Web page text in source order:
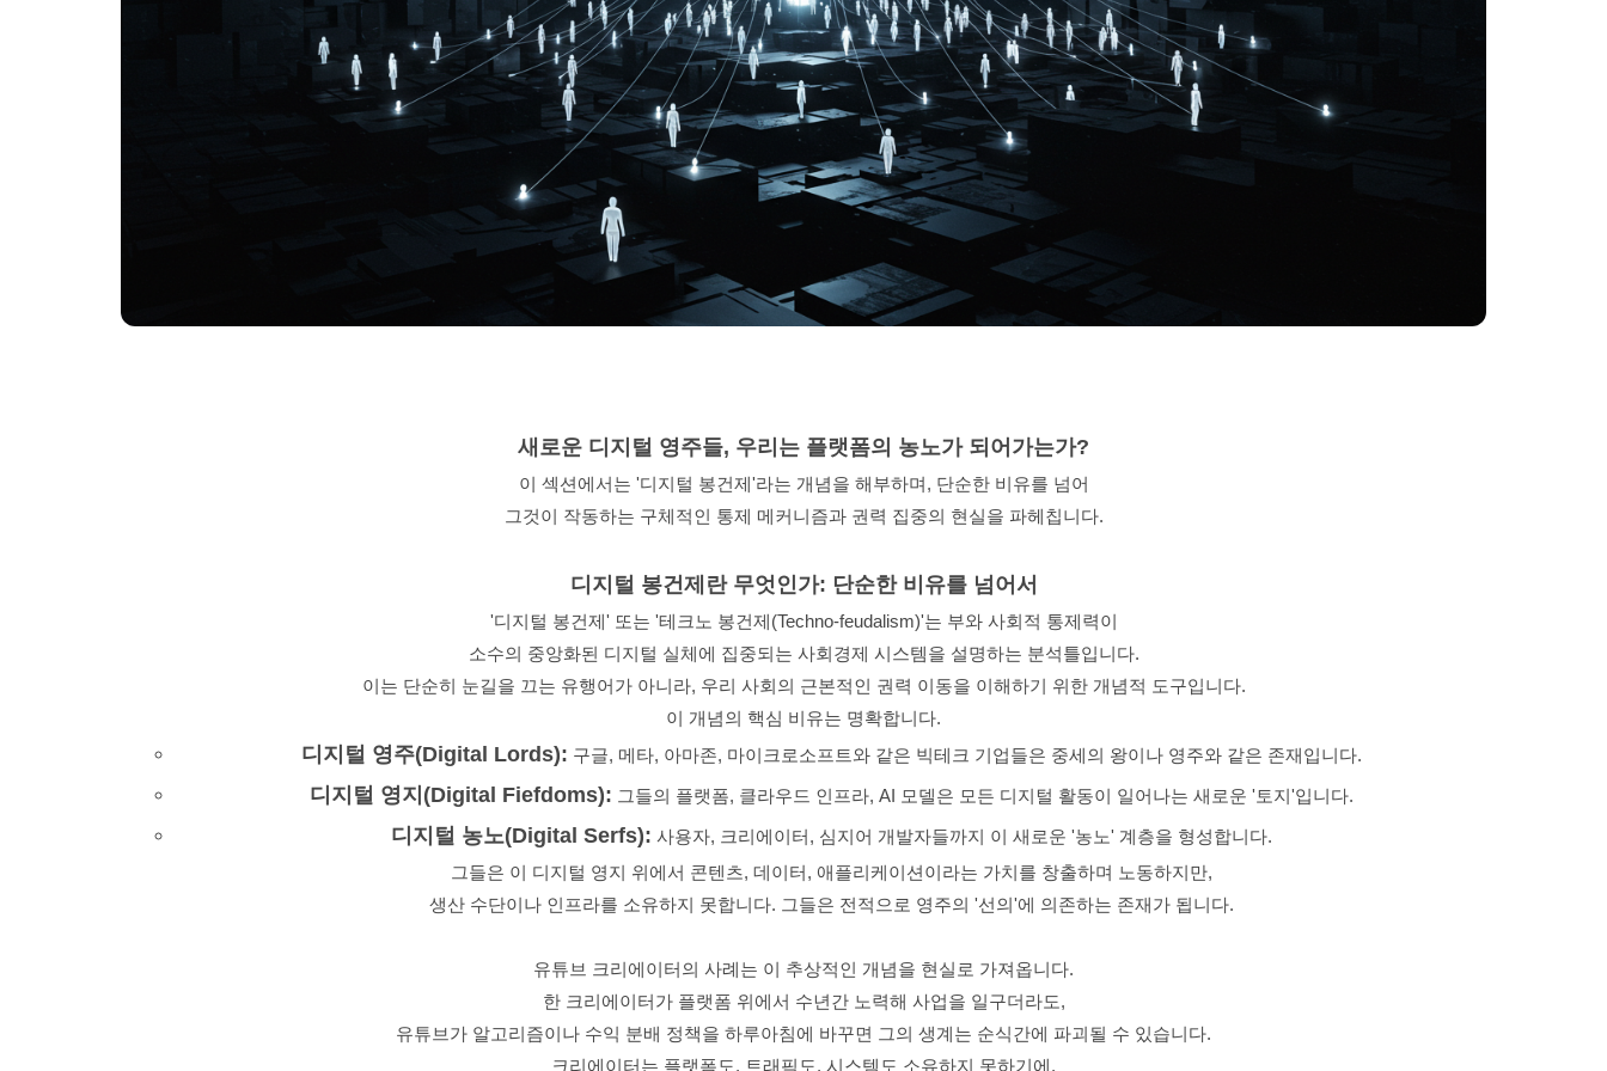
새로운 디지털 영주들, 우리는 플랫폼의 농노가 되어가는가?
이 섹션에서는 '디지털 봉건제'라는 개념을 해부하며, 단순한 비유를 넘어
그것이 작동하는 구체적인 통제 메커니즘과 권력 집중의 현실을 파헤칩니다.
디지털 봉건제란 무엇인가: 단순한 비유를 넘어서
'디지털 봉건제' 또는 '테크노 봉건제(Techno-feudalism)'는 부와 사회적 통제력이
소수의 중앙화된 디지털 실체에 집중되는 사회경제 시스템을 설명하는 분석틀입니다.
이는 단순히 눈길을 끄는 유행어가 아니라, 우리 사회의 근본적인 권력 이동을 이해하기 위한 개념적 도구입니다.
이 개념의 핵심 비유는 명확합니다.
디지털 영주(Digital Lords): 구글, 메타, 아마존, 마이크로소프트와 같은 빅테크 기업들은 중세의 왕이나 영주와 같은 존재입니다.
디지털 영지(Digital Fiefdoms): 그들의 플랫폼, 클라우드 인프라, AI 모델은 모든 디지털 활동이 일어나는 새로운 '토지'입니다.
디지털 농노(Digital Serfs): 사용자, 크리에이터, 심지어 개발자들까지 이 새로운 '농노' 계층을 형성합니다.
그들은 이 디지털 영지 위에서 콘텐츠, 데이터, 애플리케이션이라는 가치를 창출하며 노동하지만,
생산 수단이나 인프라를 소유하지 못합니다. 그들은 전적으로 영주의 '선의'에 의존하는 존재가 됩니다.
유튜브 크리에이터의 사례는 이 추상적인 개념을 현실로 가져옵니다.
한 크리에이터가 플랫폼 위에서 수년간 노력해 사업을 일구더라도,
유튜브가 알고리즘이나 수익 분배 정책을 하루아침에 바꾸면 그의 생계는 순식간에 파괴될 수 있습니다.
크리에이터는 플랫폼도, 트래픽도, 시스템도 소유하지 못하기에,